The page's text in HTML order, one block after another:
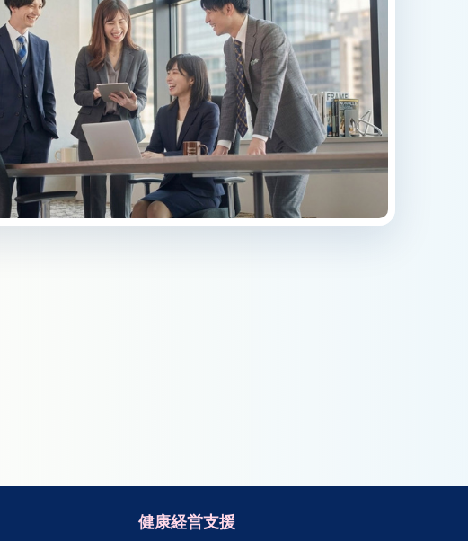
健康経営支援